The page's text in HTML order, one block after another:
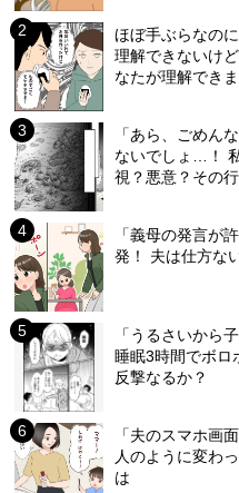
ほぼ手ぶらなの
理解できないけ
なたが理解できま
「あら、ごめん
ないでしょ…！
視？悪意？その
「義母の発言が
発！ 夫は仕方な
「うるさいから
睡眠3時間でボ
反撃なるか？
「夫のスマホ画
人のように変わ
は